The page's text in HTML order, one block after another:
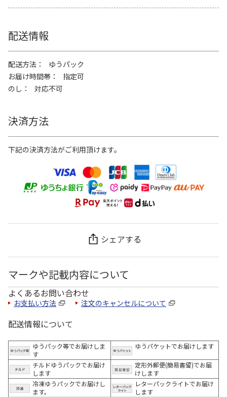
配送情報
配送方法
ゆうパック
お届け時間帯
指定可
のし
対応不可
決済方法
下記の決済方法がご利用頂けます。
シェアする
マークや記載内容について
よくあるお問い合わせ
お支払い方法 注文のキャンセルについて
配送情報について
ゆうパック等でお届けしま
す
ゆうパケットでお届けします
チルドゆうパックでお届け
します
定形外郵便(簡易書留)でお届
けします
冷凍ゆうパックでお届けし
ます。
レターパックライトでお届け
します